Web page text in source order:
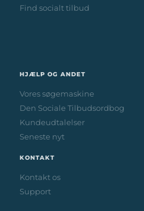
Find socialt tilbud
HJÆLP OG ANDET
Vores søgemaskine
Den Sociale Tilbudsordbog
Kundeudtalelser
Seneste nyt
KONTAKT
Kontakt os
Support